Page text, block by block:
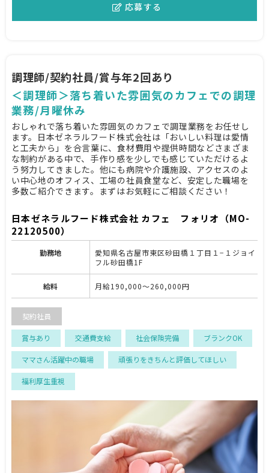
応募する
調理師/契約社員/賞与年2回あり
＜調理師＞落ち着いた雰囲気のカフェでの調理
業務/月曜休み
おしゃれで落ち着いた雰囲気のカフェで調理業務をお任せし
ます。日本ゼネラルフード株式会社は「おいしい料理は愛情
と工夫から」を合言葉に、食材費用や提供時間などさまざま
な制約がある中で、手作り感を少しでも感じていただけるよ
う努力してきました。他にも病院や介護施設、アクセスのよ
い中心地のオフィス、工場の社員食堂など、安定した職場を
多数ご紹介できます。まずはお気軽にご相談ください！
日本ゼネラルフード株式会社 カフェ フォリオ（MO-
22120500）
勤務地
愛知県名古屋市東区砂田橋１丁目１−１ジョイ
フル砂田橋1F
給料 月給190,000～260,000円
契約社員
賞与あり 交通費支給 社会保険完備 ブランクOK
ママさん活躍中の職場 頑張りをきちんと評価してほしい
福利厚生重視